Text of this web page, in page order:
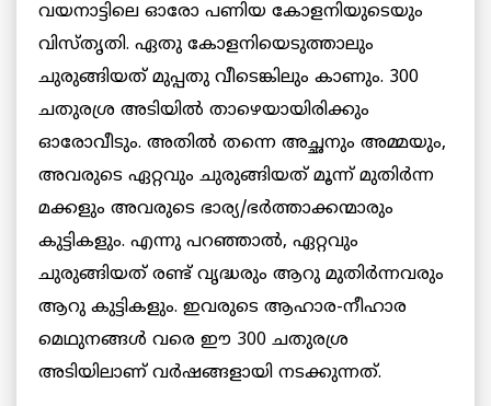
വയനാട്ടിലെ ഓരോ പണിയ കോളനിയുടെയും
വിസ്‌തൃതി. ഏതു കോളനിയെടുത്താലും
ചുരുങ്ങിയത്‌ മുപ്പതു വീടെങ്കിലും കാണും. 300
ചതുരശ്ര അടിയില്‍ താഴെയായിരിക്കും
ഓരോവീടും. അതില്‍ തന്നെ അച്ഛനും അമ്മയും,
അവരുടെ ഏറ്റവും ചുരുങ്ങിയത്‌ മൂന്ന്‌ മുതിര്‍ന്ന
മക്കളും അവരുടെ ഭാര്യ/ഭര്‍ത്താക്കന്മാരും
കുട്ടികളും. എന്നു പറഞ്ഞാൽ, ഏറ്റവും
ചുരുങ്ങിയത്‌ രണ്ട്‌ വൃദ്ധരും ആറു മുതിര്‍ന്നവരും
ആറു കുട്ടികളും. ഇവരുടെ ആഹാര-നീഹാര
മെഥുനങ്ങള്‍ വരെ ഈ 300 ചതുരശ്ര
അടിയിലാണ് ‌വര്‍ഷങ്ങളായി നടക്കുന്നത്‌.